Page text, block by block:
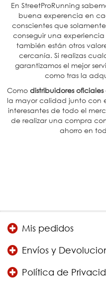
En StreetProRunning
buena experencia en
conscientes que
conseguir una
también están otros
cercanía. Si realizas
garantizamos el mejor
como tras la
Como distribuidores
la mayor calidad junto con
interesantes de todo el
de realizar una compra
ahorro en
Mis pedidos
Envíos y
Política de